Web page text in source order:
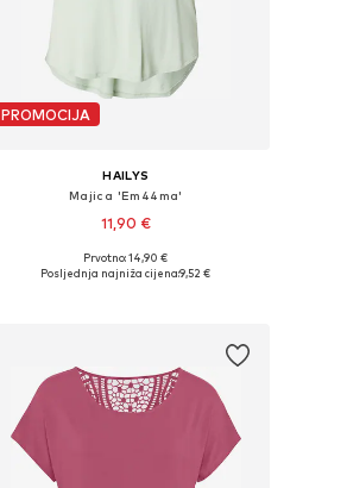
PROMOCIJA
HAILYS
Majica 'Em44ma'
11,90 €
Dostupne veličine: XS, S, M, L, XL, XXL
Prvotno: 14,90 €
Posljednja najniža cijena:9,52 €